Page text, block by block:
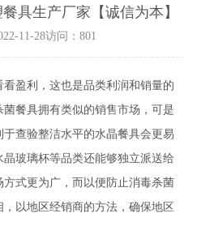
具生产厂家【诚信为本】
11-28访问：801
盈利，这也是品类利润和销量的
餐具拥有类似的销售市场，可是
查验整洁水平的水晶餐具会更易
玻璃杯等品类还能够独立派送给
式更为广，而以便防止消毒杀菌
以地区经销商的方法，确保地区